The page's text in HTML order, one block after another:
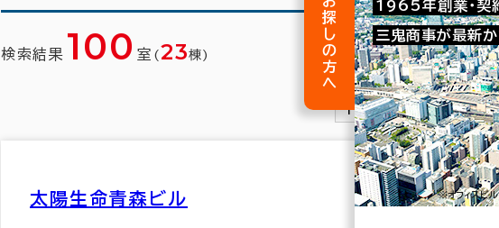
検索結果 100 室 ( 23棟) 条件で絞り込む
1 2
太陽生命青森ビル
1965年創業・契
三鬼商事が最新
※オフィスビ